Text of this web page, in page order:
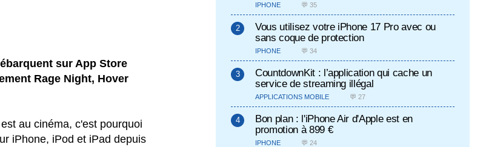
sur App Store
Rage Night, Hover
au cinéma, c'est pourquoi
iPhone, iPod et iPad depuis
IPHONE 💬 35
Vous utilisez votre iPhone 17 Pro avec ou
sans coque de protection
IPHONE 💬 34
CountdownKit : l’application qui cache un
service de streaming illégal
APPLICATIONS MOBILE 💬 27
Bon plan : l'iPhone Air d'Apple est en
promotion à 899 €
IPHONE 💬 24